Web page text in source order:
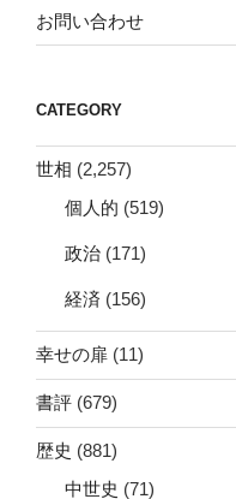
お問い合わせ
CATEGORY
世相 (2,257)
個人的 (519)
政治 (171)
経済 (156)
幸せの扉 (11)
書評 (679)
歴史 (881)
中世史 (71)